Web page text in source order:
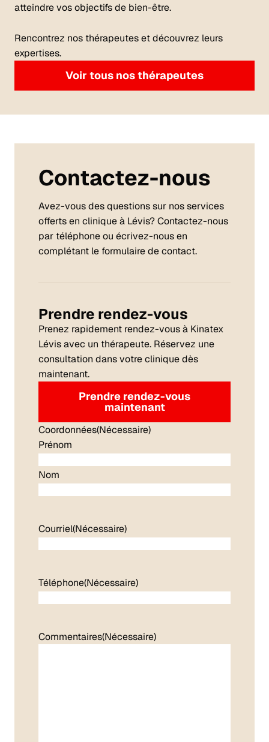
atteindre vos objectifs de bien-être.
Rencontrez nos thérapeutes et découvrez leurs
expertises.
Voir tous nos thérapeutes
Contactez-nous
Avez-vous des questions sur nos services
offerts en clinique à Lévis? Contactez-nous
par téléphone ou écrivez-nous en
complétant le formulaire de contact.
Prendre rendez-vous
Prenez rapidement rendez-vous à Kinatex
Lévis avec un thérapeute. Réservez une
consultation dans votre clinique dès
maintenant.
Prendre rendez-vous
maintenant
Coordonnées(Nécessaire)
Prénom
Nom
Courriel(Nécessaire)
Téléphone(Nécessaire)
Commentaires(Nécessaire)